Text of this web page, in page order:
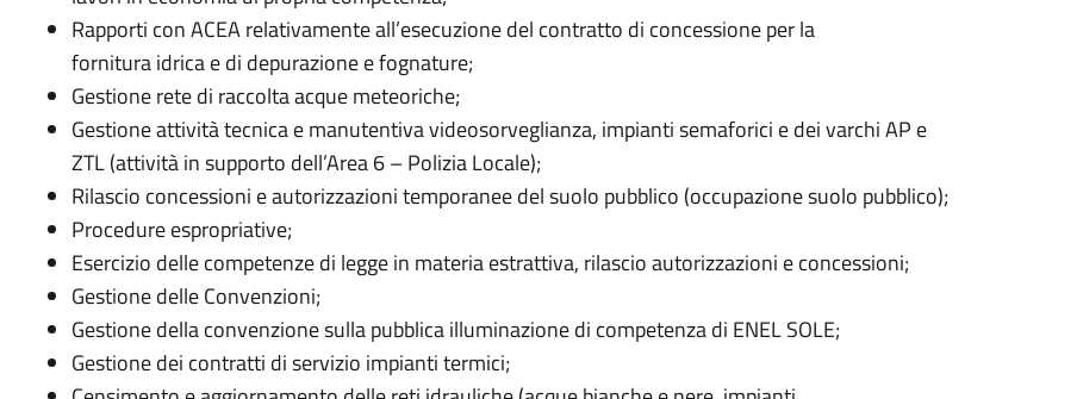
Rapporti con ACEA relativamente all’esecuzione del contratto di concessione per la
fornitura idrica e di depurazione e fognature;
Gestione rete di raccolta acque meteoriche;
Gestione attività tecnica e manutentiva videosorveglianza, impianti semaforici e dei varchi AP e
ZTL (attività in supporto dell’Area 6 – Polizia Locale);
Rilascio concessioni e autorizzazioni temporanee del suolo pubblico (occupazione suolo pubblico);
Procedure espropriative;
Esercizio delle competenze di legge in materia estrattiva, rilascio autorizzazioni e concessioni;
Gestione delle Convenzioni;
Gestione della convenzione sulla pubblica illuminazione di competenza di ENEL SOLE;
Gestione dei contratti di servizio impianti termici;